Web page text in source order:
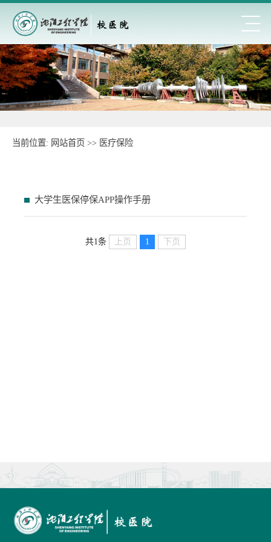
当前位置: 网站首页 >> 医疗保险
大学生医保停保APP操作手册
共1条 上页 1 下页